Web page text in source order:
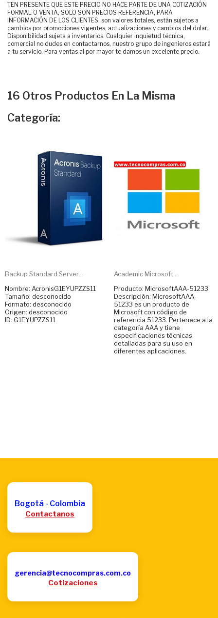
TEN PRESENTE QUE ESTE PRECIO NO HACE PARTE DE UNA COTIZACIÓN
FORMAL O VENTA, SOLO SON PRECIOS REFERENCIA, PARA
INFORMACIÓN DE LOS CLIENTES. son valores totales, están sujetos a
cambios por promociones vigentes, actualizaciones y cambios del dolar.
Disponibilidad sujeta a inventarios. Cualquier inquietud técnica,
comercial no dudes en contactarnos, nuestro grupo de ingenieros estará
a tu servicio. Para ventas al por mayor te damos un excelente precio.
16 Otros Productos En La Misma
Categoría:
Backup Standard Server...
Nombre: AcronisG1EYUPZZS11
Tamaño: desconocido
Formato: desconocido
Origen: desconocido
ID: G1EYUPZZS11
Academic Microsoft...
Producto: MicrosoftAAA-51233
Descripción: MicrosoftAAA-
51233 es un producto de
Microsoft con código de
referencia 51233. Pertenece a la
categoría AAA y tiene
especificaciones técnicas
detalladas para su uso en
diferentes aplicaciones.
Bogotá - Colombia
Contactanos
gerencia@tecnocompras.com.co
Cotizaciones